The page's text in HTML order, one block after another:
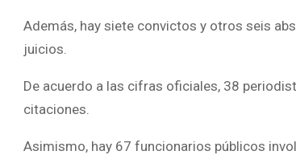
Además, hay siete convictos y otros seis
juicios.
De acuerdo a las cifras oficiales, 38
citaciones.
Asimismo, hay 67 funcionarios públicos